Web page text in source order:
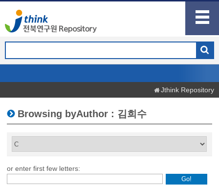
Jthink Repository
Browsing byAuthor : 김희수
or enter first few letters: